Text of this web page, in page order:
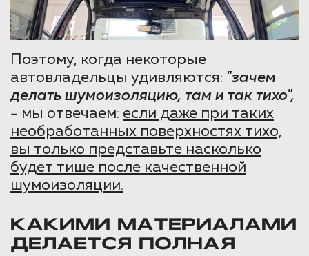
Поэтому, когда некоторые
автовладельцы удивляются: "зачем
делать шумоизоляцию, там и так тихо",
- мы отвечаем: если даже при таких
необработанных поверхностях тихо,
вы только представьте насколько
будет тише после качественной
шумоизоляции.
КАКИМИ МАТЕРИАЛАМИ
ДЕЛАЕТСЯ ПОЛНАЯ